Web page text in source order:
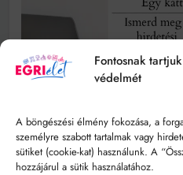
Fontosnak
védelmét
A böngészési élmény fokozása, a
személyre szabott tartalmak vagy
sütiket (cookie-kat) használunk. A
hozzájárul a sütik használatához.